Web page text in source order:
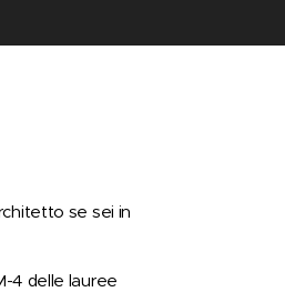
se sei in
4 delle lauree